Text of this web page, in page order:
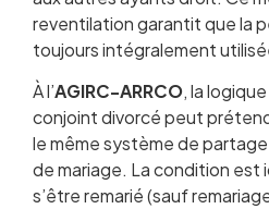
reventilation garantit que la
toujours intégralement
À l’AGIRC-ARRCO, la
conjoint divorcé peut
le même système de
de mariage. La condition est
s’être remarié (sauf